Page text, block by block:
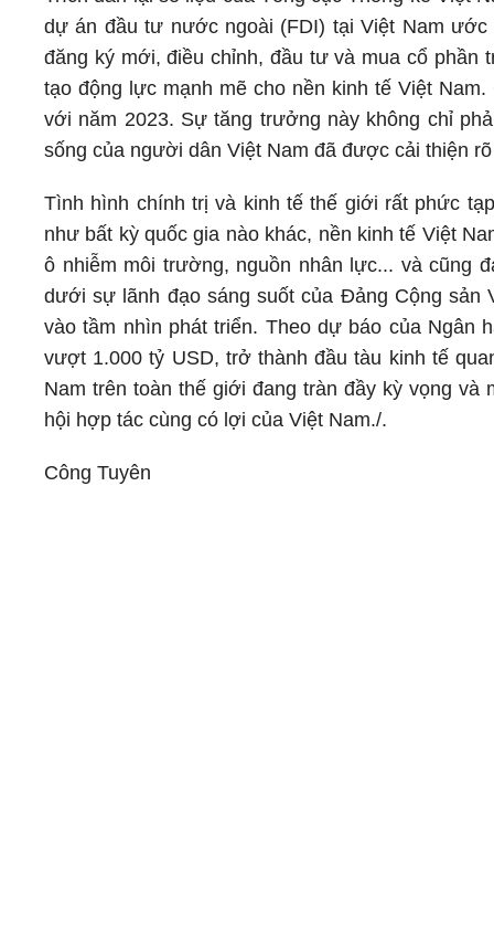
dự án đầu tư nước ngoài (FDI) tại Việt Nam
đăng ký mới, điều chỉnh, đầu tư và mua cổ phần
tạo động lực mạnh mẽ cho nền kinh tế Việt
với năm 2023. Sự tăng trưởng này không chỉ
sống của người dân Việt Nam đã được cải thiện
Tình hình chính trị và kinh tế thế giới rất phức
như bất kỳ quốc gia nào khác, nền kinh tế Việt
ô nhiễm môi trường, nguồn nhân lực... và cũng
dưới sự lãnh đạo sáng suốt của Đảng Cộng sản
vào tầm nhìn phát triển. Theo dự báo của Ngân
vượt 1.000 tỷ USD, trở thành đầu tàu kinh tế
Nam trên toàn thế giới đang tràn đầy kỳ vọng và
hội hợp tác cùng có lợi của Việt Nam./.
Công Tuyên